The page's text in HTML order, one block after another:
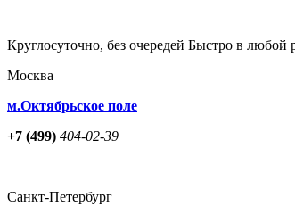
Круглосуточно, без очередей Быстро в любой
Москва
м.Октябрьское поле
+7 (499) 404-02-39
Санкт-Петербург